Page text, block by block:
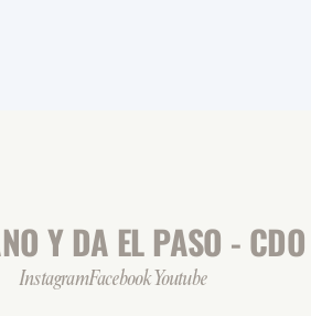
Y DA EL PASO -
InstagramFacebookYoutube